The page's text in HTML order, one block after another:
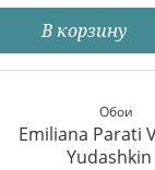
В корзину
Обои
Emiliana Parati
Yudashkin